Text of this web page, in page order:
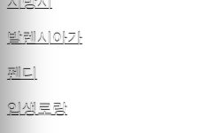
발렌시아가
펜디
입생로랑